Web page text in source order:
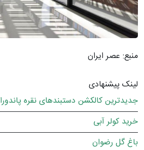
منبع: عصر ایران
لینک پیشنهادی
جدیدترین کالکشن دستبندهای نقره پاندورا
خرید کولر آبی
باغ گل رضوان